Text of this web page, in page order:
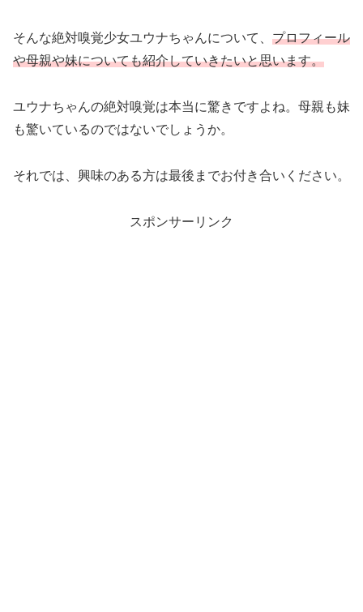
そんな絶対嗅覚少女ユウナちゃんについて、 プロフィール
や母親や妹についても紹介していきたいと思います。
ユウナちゃんの絶対嗅覚は本当に驚きですよね。母親も妹
も驚いているのではないでしょうか。
それでは、興味のある方は最後までお付き合いください。
スポンサーリンク